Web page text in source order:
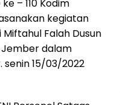
– 110 Kodim
kegiatan
Falah Dusun
Jember dalam
senin 15/03/2022